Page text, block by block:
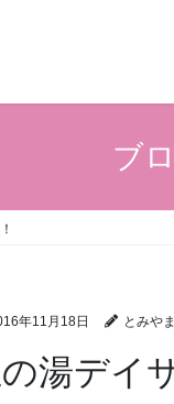
ブ
年11月18日 とみや
湯デイ